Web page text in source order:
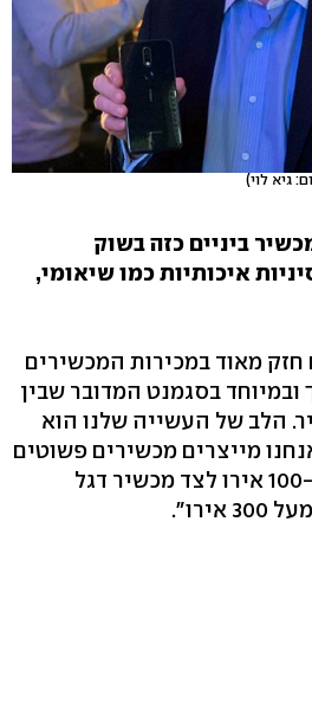
גיא לוי)
ביניים כזה בשוק
איכותיות כמו שיאומי,
חזק מאוד במכירות המכשירים
ובמיוחד בסגמנט המדובר שבין
למכשיר. הלב של העשייה שלנו הוא
מייצרים מכשירים פשוטים
מאוד שעולים מתחת ל-100 אירו לצד מכשיר דגל